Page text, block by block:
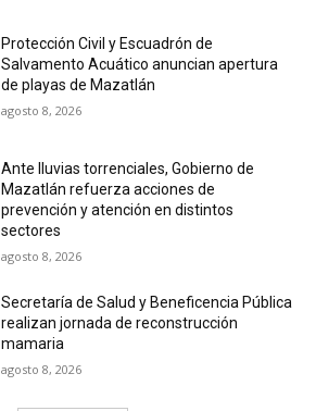
Protección Civil y Escuadrón de
Salvamento Acuático anuncian apertura
de playas de Mazatlán
agosto 8, 2026
Ante lluvias torrenciales, Gobierno de
Mazatlán refuerza acciones de
prevención y atención en distintos
sectores
agosto 8, 2026
Secretaría de Salud y Beneficencia Pública
realizan jornada de reconstrucción
mamaria
agosto 8, 2026